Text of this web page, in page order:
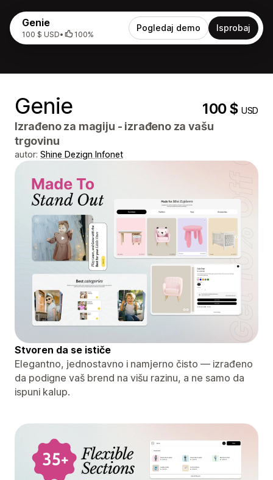
Genie
100 $ USD• 100%
Pogledaj demo Isprobaj
Genie 100 $USD
Izrađeno za magiju - izrađeno za vašu
trgovinu
autor: Shine Dezign Infonet
Stvoren da se ističe
Elegantno, jednostavno i namjerno čisto — izrađeno
da podigne vaš brend na višu razinu, a ne samo da
ispuni kalup.